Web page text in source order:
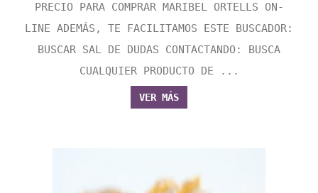
PRECIO PARA COMPRAR MARIBEL ORTELLS ON-
LINE ADEMÁS, TE FACILITAMOS ESTE BUSCADOR:
BUSCAR SAL DE DUDAS CONTACTANDO: BUSCA
CUALQUIER PRODUCTO DE ...
VER MÁS